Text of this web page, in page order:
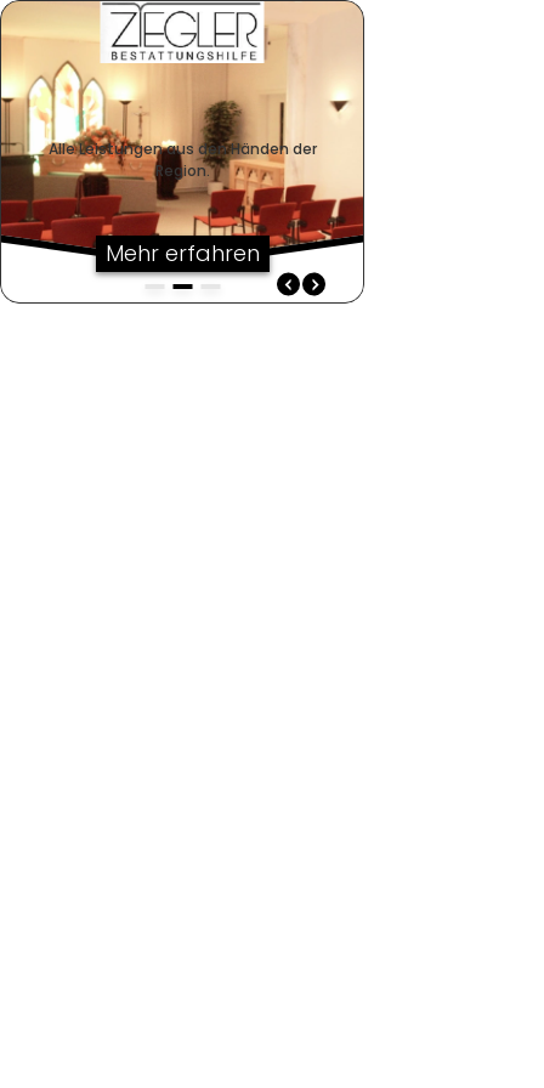
Alle Leistungen aus den Händen der
Region.
Mehr erfahren